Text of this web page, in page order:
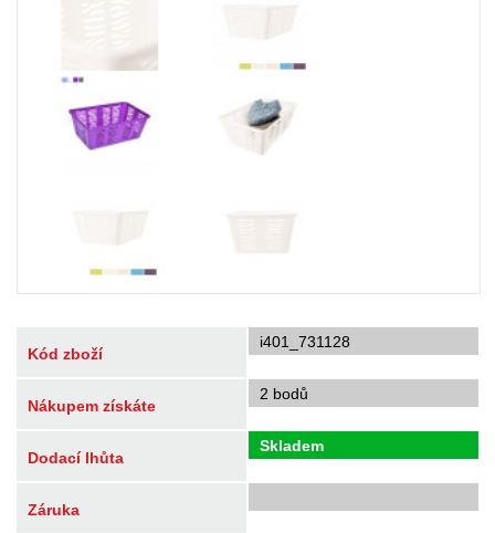
Kód zboží
i401_731128
Nákupem získáte
2 bodů
Dodací lhůta
Skladem
Záruka